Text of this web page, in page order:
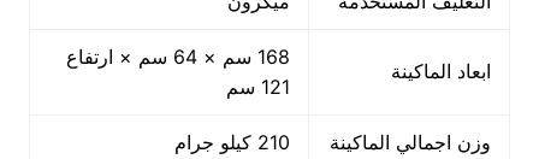
ابعاد الماكينة
168 سم × 64 سم × ارتفاع
121 سم
وزن اجمالي الماكينة 210 كيلو جرام